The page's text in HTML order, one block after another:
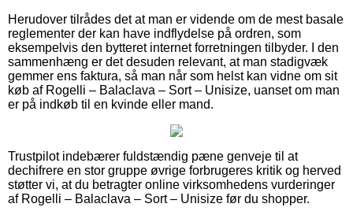
Herudover tilrådes det at man er vidende om de mest basale
reglementer der kan have indflydelse på ordren, som
eksempelvis den bytteret internet forretningen tilbyder. I den
sammenhæng er det desuden relevant, at man stadigvæk
gemmer ens faktura, så man når som helst kan vidne om sit
køb af Rogelli – Balaclava – Sort – Unisize, uanset om man
er på indkøb til en kvinde eller mand.
Trustpilot indebærer fuldstændig pæne genveje til at
dechifrere en stor gruppe øvrige forbrugeres kritik og herved
støtter vi, at du betragter online virksomhedens vurderinger
af Rogelli – Balaclava – Sort – Unisize før du shopper.